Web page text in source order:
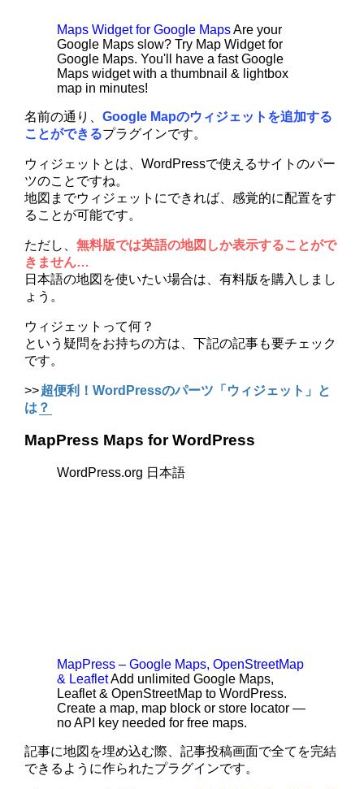
Maps Widget for Google MapsAre your
Google Maps slow? Try Map Widget for
Google Maps. You'll have a fast Google
Maps widget with a thumbnail & lightbox
map in minutes!
名前の通り、Google Mapのウィジェットを追加する
ことができるプラグインです。
ウィジェットとは、WordPressで使えるサイトのパー
ツのことですね。
地図までウィジェットにできれば、感覚的に配置をす
ることが可能です。
ただし、無料版では英語の地図しか表示することがで
きません…
日本語の地図を使いたい場合は、有料版を購入しまし
ょう。
ウィジェットって何？
という疑問をお持ちの方は、下記の記事も要チェック
です。
>>超便利！WordPressのパーツ「ウィジェット」と
は？
MapPress Maps for WordPress
WordPress.org 日本語
MapPress – Google Maps, OpenStreetMap
& LeafletAdd unlimited Google Maps,
Leaflet & OpenStreetMap to WordPress.
Create a map, map block or store locator —
no API key needed for free maps.
記事に地図を埋め込む際、記事投稿画面で全てを完結
できるように作られたプラグインです。